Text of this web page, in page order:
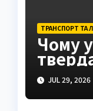
ТРАНСПОРТ ТА
Чому
JUL 29, 2026